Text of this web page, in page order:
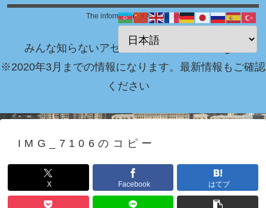
The information of Azerbaijan
みんな知らないアゼルバイジャン情報 Blog！
※2020年3月までの情報になります。最新情報もご確認
ください
IMG_7106のコピー
X Facebook はてブ